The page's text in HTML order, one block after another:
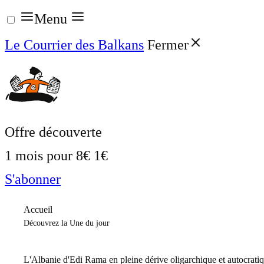
Aller
au
contenu
Menu
Le Courrier des Balkans Fermer
Offre découverte
1 mois pour 8€ 1€
S'abonner
Accueil
Découvrez la Une du jour
L'Albanie d'Edi Rama en pleine dérive oligarchique et